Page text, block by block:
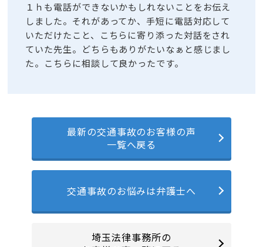
１ｈも電話ができないかもしれないことをお伝え
しました。それがあってか、手短に電話対応して
いただけたこと、こちらに寄り添った対話をされ
ていた先生。どちらもありがたいなぁと感じまし
た。こちらに相談して良かったです。
最新の交通事故のお客様の声
一覧へ戻る
交通事故のお悩みは弁護士へ
埼玉法律事務所の